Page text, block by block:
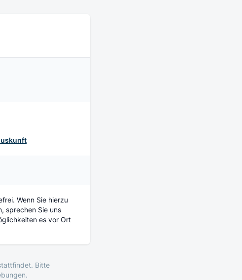
Wenn Sie hierzu
sprechen Sie uns
es vor Ort
Bitte